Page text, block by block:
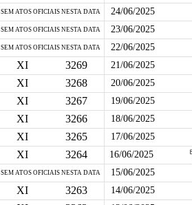
SEM ATOS OFICIAIS NESTA DATA 24/06/2025
SEM ATOS OFICIAIS NESTA DATA 23/06/2025
SEM ATOS OFICIAIS NESTA DATA 22/06/2025
XI 3269 21/06/2025
XI 3268 20/06/2025
XI 3267 19/06/2025
XI 3266 18/06/2025
XI 3265 17/06/2025
XI 3264 16/06/2025
SEM ATOS OFICIAIS NESTA DATA 15/06/2025
XI 3263 14/06/2025